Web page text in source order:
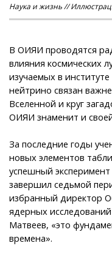
Наука и жизнь //
В ОИЯИ проводятся
влияния космических
изучаемых в
нейтрино связан
Вселенной и круг
ОИЯИ знаменит и
За последние годы
новых элементов
успешный эксперимент
завершил седьмой
избранный директор
ядерных
Матвеев, «это
времена».